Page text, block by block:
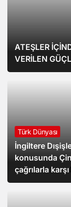
ATEŞLER
VERİLEN
Türk Dünyası
İngiltere
konusunda
çağrılarla